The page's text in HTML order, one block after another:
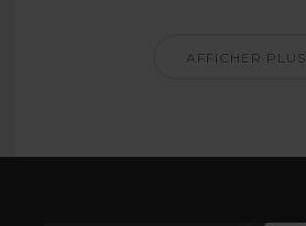
AFFICHER PLUS